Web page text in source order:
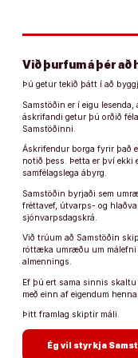
Við þurfum á þér að
Þú getur tekið þátt í að
Samstöðin er í eigu
áskrifandi getur þú orðið
Samstöðinni.
Áskrifendur borga fyrir það
notið þess. Þetta er því ekki
samfélagslega ábyrg.
Samstöðin byrjaði sem
fréttavef, útvarps- og
sjónvarpsdagskrá.
Við trúum að Samstöðin
róttæka umræðu um málefni
almennings.
Ef þú ert sama sinnis
með einn af eigendum
Þitt framlag skiptir máli.
Ég vil styrkja